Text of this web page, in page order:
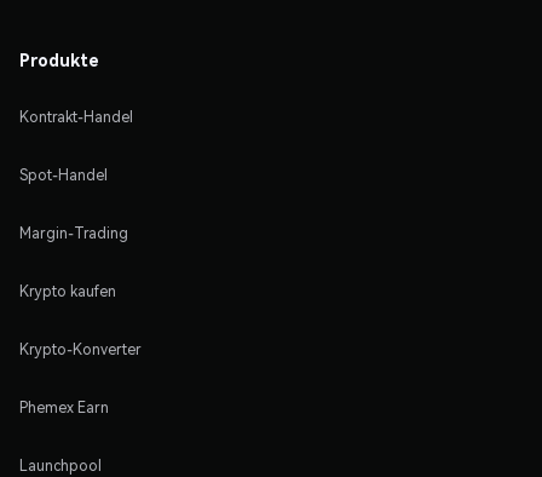
Produkte
Kontrakt-Handel
Spot-Handel
Margin-Trading
Krypto kaufen
Krypto-Konverter
Phemex Earn
Launchpool